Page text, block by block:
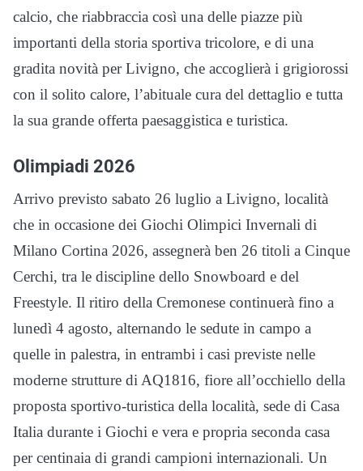
calcio, che riabbraccia così una delle piazze più
importanti della storia sportiva tricolore, e di una
gradita novità per Livigno, che accoglierà i grigiorossi
con il solito calore, l’abituale cura del dettaglio e tutta
la sua grande offerta paesaggistica e turistica.
Olimpiadi 2026
Arrivo previsto sabato 26 luglio a Livigno, località
che in occasione dei Giochi Olimpici Invernali di
Milano Cortina 2026, assegnerà ben 26 titoli a Cinque
Cerchi, tra le discipline dello Snowboard e del
Freestyle. Il ritiro della Cremonese continuerà fino a
lunedì 4 agosto, alternando le sedute in campo a
quelle in palestra, in entrambi i casi previste nelle
moderne strutture di AQ1816, fiore all’occhiello della
proposta sportivo-turistica della località, sede di Casa
Italia durante i Giochi e vera e propria seconda casa
per centinaia di grandi campioni internazionali. Un